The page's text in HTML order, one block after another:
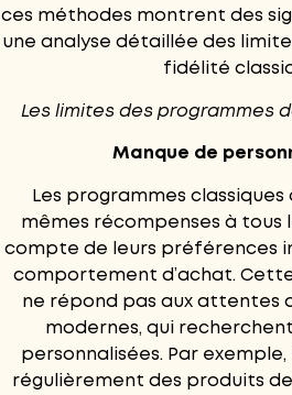
ces méthodes montrent des
une analyse détaillée des
fidélité
Les limites des programmes
Manque de
Les programmes
mêmes récompenses à tous
compte de leurs préférences
comportement d’achat.
ne répond pas aux attentes
modernes, qui
personnalisées. Par
régulièrement des produits